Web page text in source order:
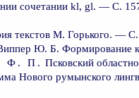
сочетании kl, gl. — С.
текстов М. Горького. —
Ю. Б. Формирование
Ф. П. Псковский
Нового румынского